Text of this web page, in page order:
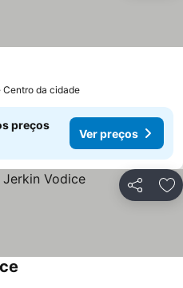
Centro da cidade
preços
Ver preços
Partilhar